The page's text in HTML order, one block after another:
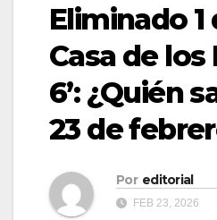
Eliminado 1
Casa de
6’: ¿Quién
23 de
Por editorial
FEB 23, 2026